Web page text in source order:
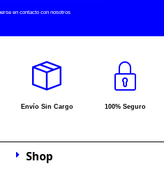
en contacto con nosotros
Envío Sin Cargo 100% Seguro
Shop